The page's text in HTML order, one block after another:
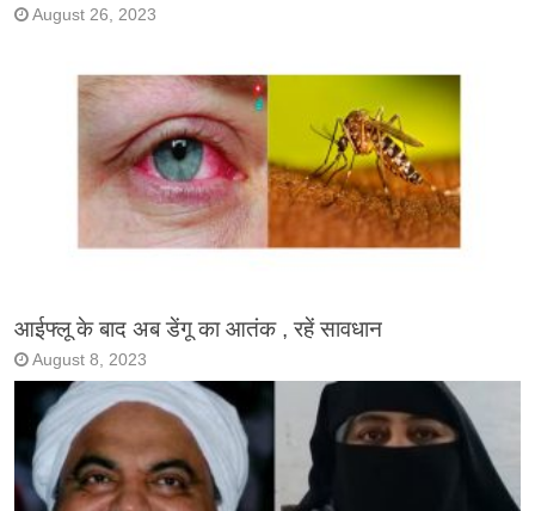
August 26, 2023
आईफ्लू के बाद अब डेंगू का आतंक , रहें सावधान
August 8, 2023